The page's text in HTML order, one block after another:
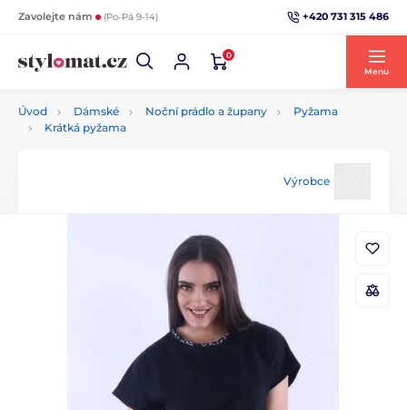
Zavolejte nám (Po-Pá 9-14) +420 731 315 486
0
Menu
Úvod Dámské Noční prádlo a župany
Pyžama
Krátká pyžama
Výrobce